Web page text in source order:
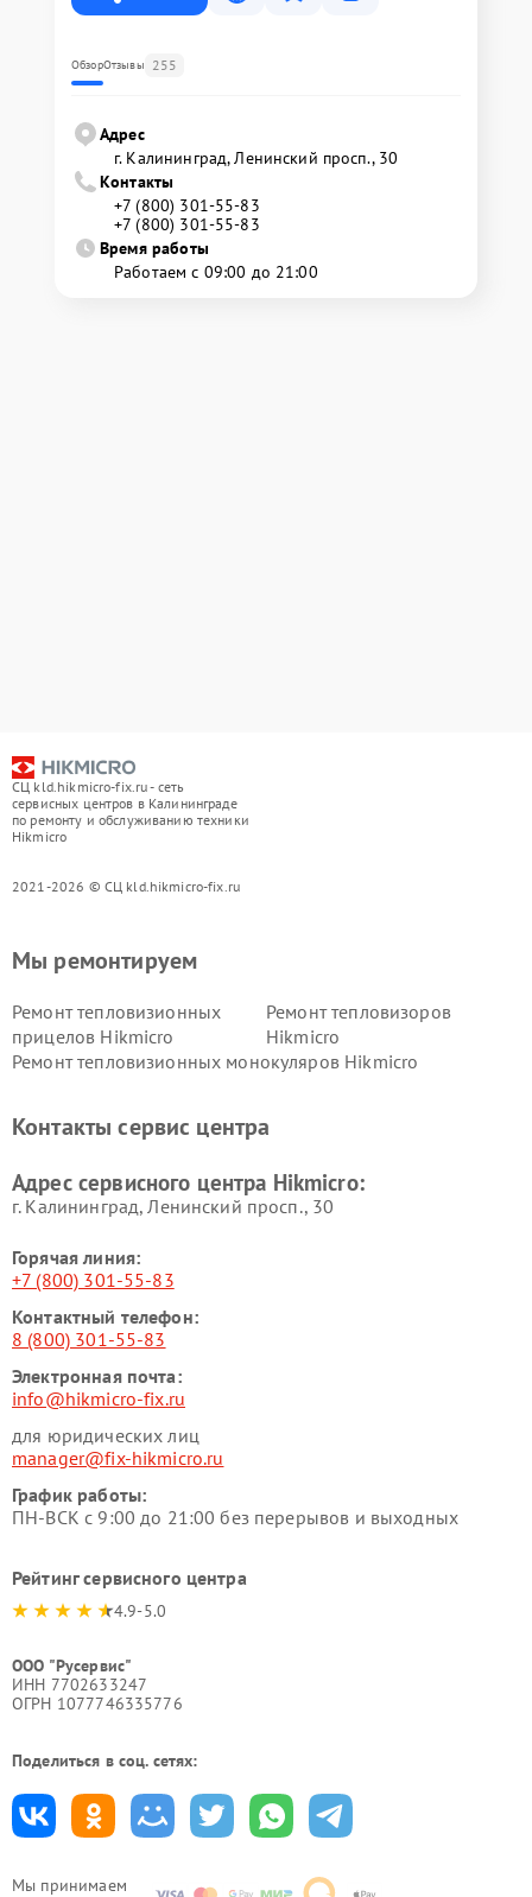
ОбзорОтзывы 255
Адрес
г. Калининград, Ленинский просп., 30
Контакты
+7 (800) 301-55-83
+7 (800) 301-55-83
Время работы
Работаем с 09:00 до 21:00
СЦ kld.hikmicro-fix.ru - сеть
сервисных центров в Калининграде
по ремонту и обслуживанию техники
Hikmicro
2021-2026 © СЦ kld.hikmicro-fix.ru
Мы принимаем
Мы ремонтируем
Ремонт тепловизионных
прицелов Hikmicro
Ремонт тепловизоров
Hikmicro
Ремонт тепловизионных монокуляров Hikmicro
Контакты сервис центра
Адрес сервисного центра Hikmicro:
г. Калининград, Ленинский просп., 30
Горячая линия:
+7 (800) 301-55-83
Контактный телефон:
8 (800) 301-55-83
Электронная почта:
info@hikmicro-fix.ru
для юридических лиц
manager@fix-hikmicro.ru
График работы:
ПН-ВСК с 9:00 до 21:00 без перерывов и выходных
Рейтинг сервисного центра
4.9-5.0
ООО "Русервис"
ИНН 7702633247
ОГРН 1077746335776
Поделиться в соц. сетях: